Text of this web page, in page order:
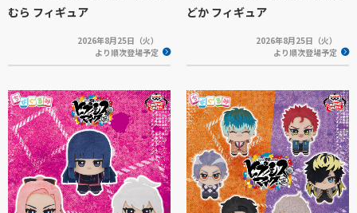
むら フィギュア
2026年8月25日（火）
より順次登場予定
どか フィギュア
2026年8月25日（火）
より順次登場予定